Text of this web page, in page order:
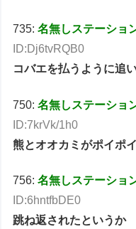
735:名無しステーショ
ID:Dj6tvRQB0
コバエを払うように追
750:名無しステーショ
ID:7krVk/1h0
熊とオオカミがポイポ
756:名無しステーショ
ID:6hntfbDE0
跳ね返されたというか